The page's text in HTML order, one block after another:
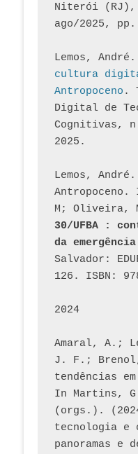
Niterói (RJ),
ago/2025,
Lemos, André.
cultura
Antropoceno .
Digital de
Cognitivas,
2025.
Lemos,
M; Oliveira,
30/UFBA :
da
Salvador:
126. ISBN:
2024
Amaral, A.;
J. F.;
tendências
In Martins,
(orgs.).
tecnologia e
panoramas e